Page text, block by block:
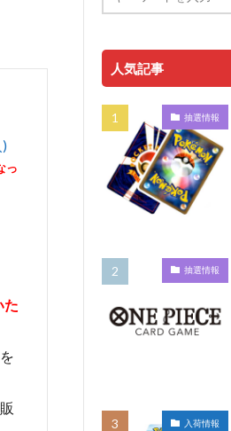
っ
た
人気記事
抽選情報
抽選情報
入荷情報